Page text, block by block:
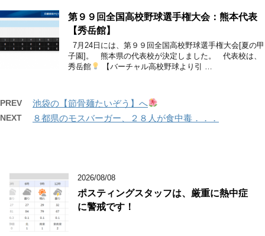
第９９回全国高校野球選手権大会：熊本代表
【秀岳館】
7月24日には、第９９回全国高校野球選手権大会[夏の甲
子園]。 熊本県の代表校が決定しました。 代表校は、
秀岳館
【バーチャル高校野球より引 …
PREV 池袋の【節骨麺たいぞう】へ
NEXT ８都県のモスバーガー、２８人が食中毒．．．
2026/08/08
ポスティングスタッフは、厳重に熱中症
に警戒です！